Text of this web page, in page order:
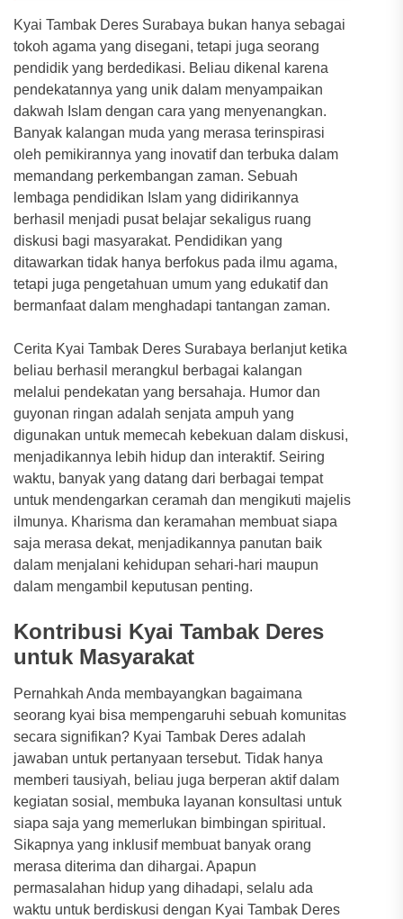
Kyai Tambak Deres Surabaya bukan hanya sebagai
tokoh agama yang disegani, tetapi juga seorang
pendidik yang berdedikasi. Beliau dikenal karena
pendekatannya yang unik dalam menyampaikan
dakwah Islam dengan cara yang menyenangkan.
Banyak kalangan muda yang merasa terinspirasi
oleh pemikirannya yang inovatif dan terbuka dalam
memandang perkembangan zaman. Sebuah
lembaga pendidikan Islam yang didirikannya
berhasil menjadi pusat belajar sekaligus ruang
diskusi bagi masyarakat. Pendidikan yang
ditawarkan tidak hanya berfokus pada ilmu agama,
tetapi juga pengetahuan umum yang edukatif dan
bermanfaat dalam menghadapi tantangan zaman.
Cerita Kyai Tambak Deres Surabaya berlanjut ketika
beliau berhasil merangkul berbagai kalangan
melalui pendekatan yang bersahaja. Humor dan
guyonan ringan adalah senjata ampuh yang
digunakan untuk memecah kebekuan dalam diskusi,
menjadikannya lebih hidup dan interaktif. Seiring
waktu, banyak yang datang dari berbagai tempat
untuk mendengarkan ceramah dan mengikuti majelis
ilmunya. Kharisma dan keramahan membuat siapa
saja merasa dekat, menjadikannya panutan baik
dalam menjalani kehidupan sehari-hari maupun
dalam mengambil keputusan penting.
Kontribusi Kyai Tambak Deres
untuk Masyarakat
Pernahkah Anda membayangkan bagaimana
seorang kyai bisa mempengaruhi sebuah komunitas
secara signifikan? Kyai Tambak Deres adalah
jawaban untuk pertanyaan tersebut. Tidak hanya
memberi tausiyah, beliau juga berperan aktif dalam
kegiatan sosial, membuka layanan konsultasi untuk
siapa saja yang memerlukan bimbingan spiritual.
Sikapnya yang inklusif membuat banyak orang
merasa diterima dan dihargai. Apapun
permasalahan hidup yang dihadapi, selalu ada
waktu untuk berdiskusi dengan Kyai Tambak Deres